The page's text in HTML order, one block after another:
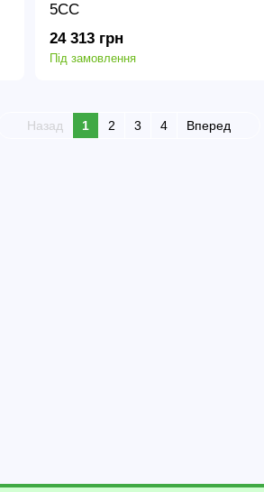
5CC
24 313 грн
Під замовлення
Назад 1 2 3 4 Вперед